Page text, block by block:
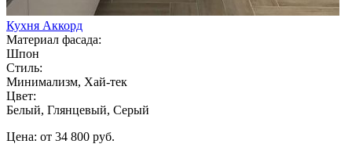
Кухня Аккорд
Материал фасада:
Шпон
Стиль:
Минимализм, Хай-тек
Цвет:
Белый, Глянцевый, Серый
Цена: от 34 800 руб.